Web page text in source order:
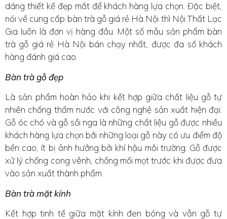
dáng thiết kế đẹp mắt để khách hàng lựa chọn. Đặc biệt,
nói về cung cấp bàn trà gỗ giá rẻ Hà Nội thì Nội Thất Lạc
Gia luôn là đơn vị hàng đầu. Một số mẫu sản phẩm bàn
trà gỗ giá rẻ Hà Nội bán chạy nhất, được đa số khách
hàng đánh giá cao.
Bàn trà gỗ đẹp
Là sản phẩm hoàn hảo khi kết hợp giữa chất liệu gỗ tự
nhiên chống thấm nước với công nghệ sản xuất hiện đại.
Gỗ óc chó và gỗ sồi nga là những chất liệu gỗ được nhiều
khách hàng lựa chọn bởi những loại gỗ này có ưu điểm độ
bền cao, ít bị ảnh hưởng bởi khí hậu môi trường. Gỗ được
xử lý chống cong vênh, chống mối mọt trước khi được đưa
vào sản xuất thành phẩm.
Bàn trà mặt kính
Kết hợp tinh tế giữa mặt kính đen bóng và vẫn gỗ tự